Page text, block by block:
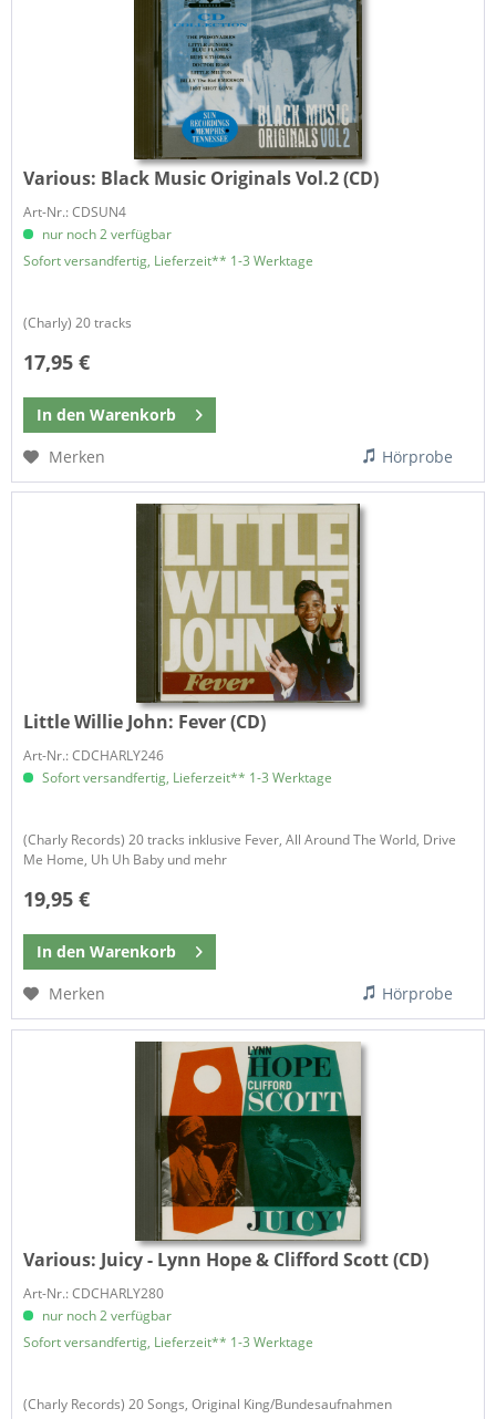
Various: Black Music Originals Vol.2 (CD)
Art-Nr.: CDSUN4
nur noch 2 verfügbar
Sofort versandfertig, Lieferzeit** 1-3 Werktage
(Charly) 20 tracks
17,95 €
In den Warenkorb
Merken
Hörprobe
Little Willie John: Fever (CD)
Art-Nr.: CDCHARLY246
Sofort versandfertig, Lieferzeit** 1-3 Werktage
(Charly Records) 20 tracks inklusive Fever, All Around The World, Drive
Me Home, Uh Uh Baby und mehr
19,95 €
In den Warenkorb
Merken
Hörprobe
Various: Juicy - Lynn Hope & Clifford Scott (CD)
Art-Nr.: CDCHARLY280
nur noch 2 verfügbar
Sofort versandfertig, Lieferzeit** 1-3 Werktage
(Charly Records) 20 Songs, Original King/Bundesaufnahmen